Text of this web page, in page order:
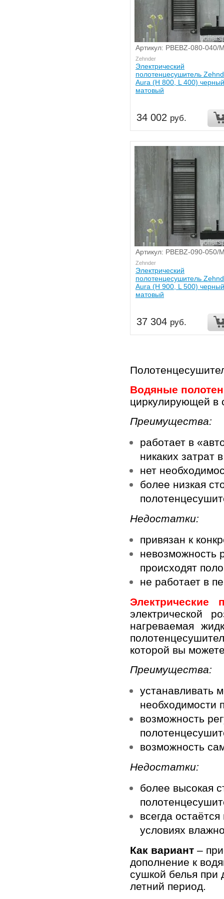
Артикул: PBEBZ-080-040/
Zehnder
Электрический
полотенцесушитель
Aura (H 800, L 400) черный
матовый
34 002 руб.
Артикул: PBEBZ-090-050/
Zehnder
Электрический
полотенцесушитель
Aura (H 900, L 500) черный
матовый
37 304 руб.
Водяные
циркулирующей в
Преимущества:
работает в
никаких затрат
нет
более низкая
Недостатки:
привязан к
невозможность
происходят
не работает в
Электрические
электрической
нагреваемая
которой вы
Преимущества:
устанавливать
необходимости
возможность
возможность
Недостатки:
более высокая
всегда
условиях
Как вариант –
дополнение к
сушкой белья при
летний период.